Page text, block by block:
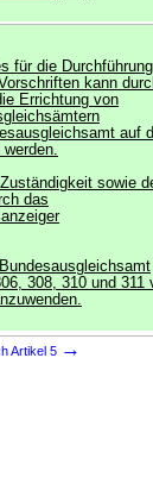
für die Durchführung
kann
Errichtung von
auf
sowie
das
308, 310 und 311
Artikel 5 →